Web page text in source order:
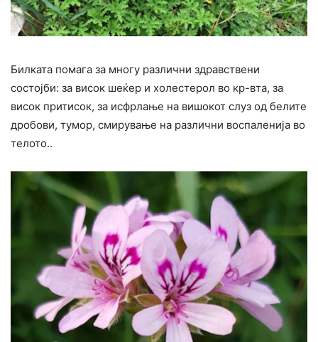
Билката помага за многу различни здравствени
состојби: за висок шеќер и холестерол во кр-вта, за
висок притисок, за исфрлање на вишокот слуз од белите
дробови, тумор, смирување на различни воспаленија во
телото..